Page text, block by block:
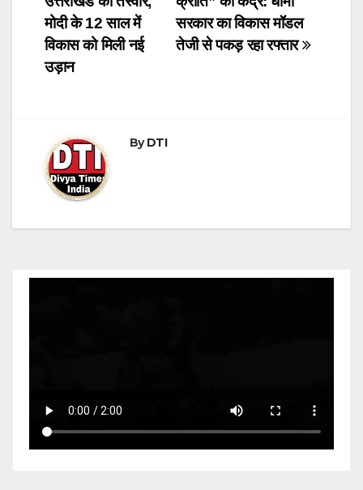
s
A
p
e
b
o
e
n
g
er
navigation
सरकार का विकास मॉडल
तेजी से पकड़ रहा रफ्तार
मोदी के 12 साल में
विकास को मिली नई
उड़ान
ByDTI